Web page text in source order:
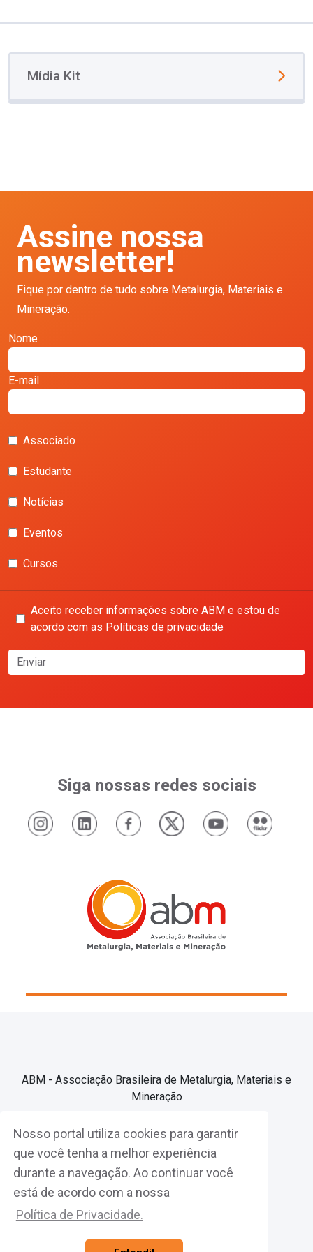
Nosso portal utiliza cookies para garantir
que você tenha a melhor experiência
durante a navegação. Ao continuar você
está de acordo com a nossa
Política de Privacidade.
Mídia Kit
Assine nossa
newsletter!
Fique por dentro de tudo sobre Metalurgia, Materiais e
Mineração.
Nome
E-mail
Associado
Estudante
Notícias
Eventos
Cursos
Aceito receber informações sobre ABM e estou de
acordo com as Políticas de privacidade
Enviar
Siga nossas redes sociais
ABM - Associação Brasileira de Metalurgia, Materiais e
Mineração
Associe-se
Fazer Login